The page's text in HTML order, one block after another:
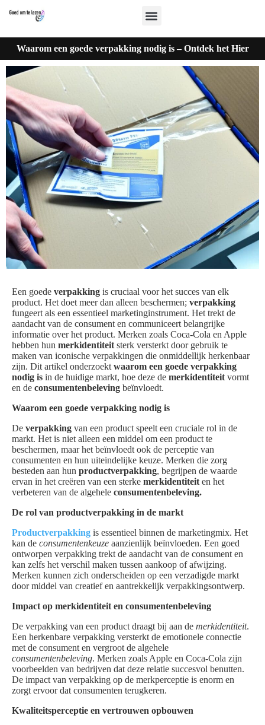
Waarom een goede verpakking nodig is – Ontdek het Hier
Een goede verpakking is cruciaal voor het succes van elk
product. Het doet meer dan alleen beschermen; verpakking
fungeert als een essentieel marketinginstrument. Het trekt de
aandacht van de consument en communiceert belangrijke
informatie over het product. Merken zoals Coca-Cola en Apple
hebben hun merkidentiteit sterk versterkt door gebruik te
maken van iconische verpakkingen die onmiddellijk herkenbaar
zijn. Dit artikel onderzoekt waarom een goede verpakking
nodig is in de huidige markt, hoe deze de merkidentiteit vormt
en de consumentenbeleving beïnvloedt.
Waarom een goede verpakking nodig is
De verpakking van een product speelt een cruciale rol in de
markt. Het is niet alleen een middel om een product te
beschermen, maar het beïnvloedt ook de perceptie van
consumenten en hun uiteindelijke keuze. Merken die zorg
besteden aan hun productverpakking, begrijpen de waarde
ervan in het creëren van een sterke merkidentiteit en het
verbeteren van de algehele consumentenbeleving.
De rol van productverpakking in de markt
Productverpakking is essentieel binnen de marketingmix. Het
kan de consumentenkeuze aanzienlijk beïnvloeden. Een goed
ontworpen verpakking trekt de aandacht van de consument en
kan zelfs het verschil maken tussen aankoop of afwijzing.
Merken kunnen zich onderscheiden op een verzadigde markt
door middel van creatief en aantrekkelijk verpakkingsontwerp.
Impact op merkidentiteit en consumentenbeleving
De verpakking van een product draagt bij aan de merkidentiteit.
Een herkenbare verpakking versterkt de emotionele connectie
met de consument en vergroot de algehele
consumentenbeleving. Merken zoals Apple en Coca-Cola zijn
voorbeelden van bedrijven dat deze relatie succesvol benutten.
De impact van verpakking op de merkperceptie is enorm en
zorgt ervoor dat consumenten terugkeren.
Kwaliteitsperceptie en vertrouwen opbouwen